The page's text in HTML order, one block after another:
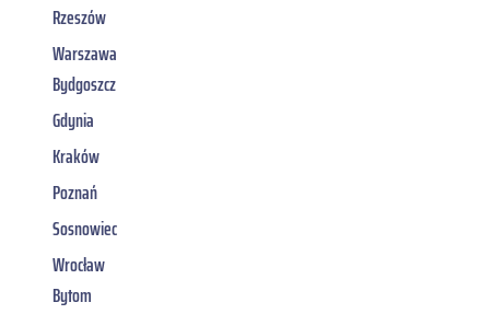
Rzeszów
Warszawa
Bydgoszcz
Gdynia
Kraków
Poznań
Sosnowiec
Wrocław
Bytom